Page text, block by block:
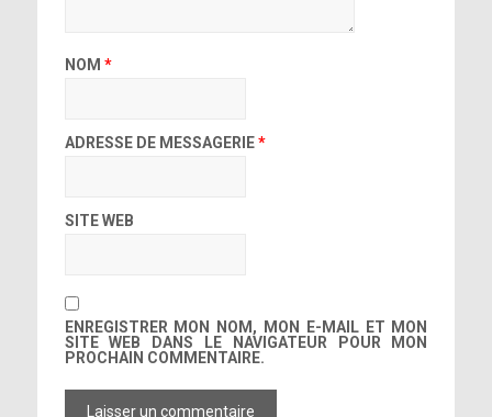
NOM *
ADRESSE DE MESSAGERIE*
SITE WEB
ENREGISTRER MON NOM, MON E-MAIL ET MON
SITE WEB DANS LE NAVIGATEUR POUR MON
PROCHAIN COMMENTAIRE.